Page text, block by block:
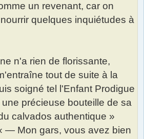
un revenant, car on
quelques inquiétudes à
n'a rien de florissante,
tout de suite à la
soigné tel l'Enfant Prodigue
précieuse bouteille de sa
calvados authentique »
— Mon gars, vous avez bien